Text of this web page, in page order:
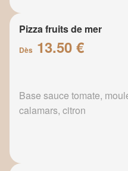
Pizza fruits de mer
Dès 13.50 €
Base sauce tomate,
calamars, citron